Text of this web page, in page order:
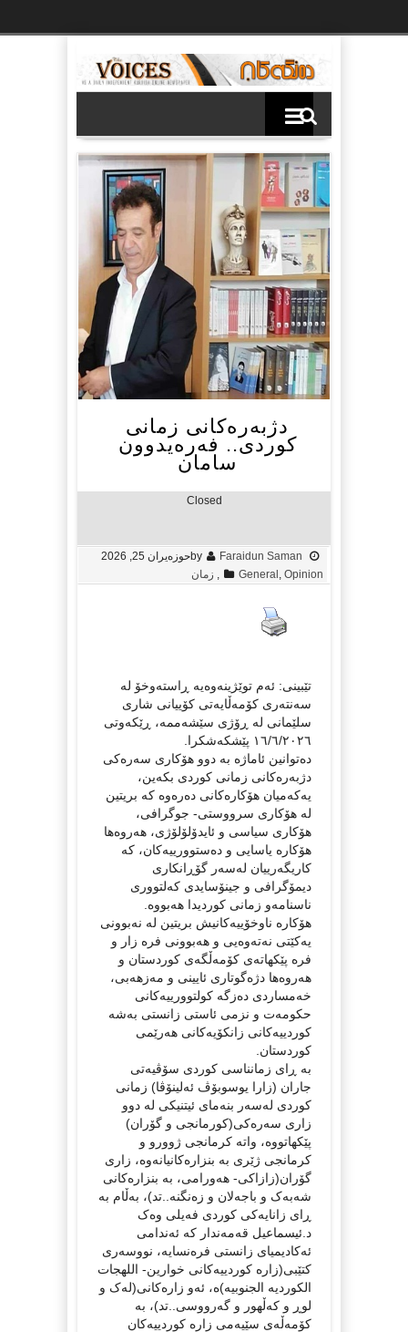
دژبەرەکانی زمانی
کوردی.. فەرەیدوون
سامان
Closed
by Faraidun Saman
حوزه‌یران 25, 2026
General Opinion زمان
تێبینی: ئەم توێژینەوەیە ڕاستەوخۆ لە
سەنتەری کۆمەڵایەتی کۆییانی شاری
سلێمانی لە ڕۆژی سێشەممە، ڕێکەوتی
١٦/٦/٢٠٢٦ پێشکەشکرا.
دەتوانین ئاماژە بە دوو هۆکاری سەرەکی
دژبەرەکانی زمانی کوردی بکەین،
یەکەمیان هۆکارەکانی دەرەوە کە بریتین
لە هۆکاری سرووستی- جوگرافی،
هۆکاری سیاسی و ئایدۆلۆلۆژی، هەروەها
هۆکارە یاسایی و دەستوورییەکان، کە
کاریگەرییان لەسەر گۆڕانکاری
دیمۆگرافی و جینۆسایدی کەلتووری
ناسنامەو زمانی کوردیدا هەبووە.
هۆکارە ناوخۆییەکانیش بریتین لە نەبوونی
یەکێتی نەتەوەیی و هەبوونی فرە زار و
فرە پێکهاتەی کۆمەڵگەی کوردستان و
هەروەها دژەگوتاری ئایینی و مەزهەبی،
خەمساردی دەزگە کولتوورییەکانی
حکومەت و نزمی ئاستی زانستی بەشە
کوردییەکانی زانکۆیەکانی هەرێمی
کوردستان.
بە ڕای زمانناسی کوردی سۆڤیەتی
جاران (زارا یوسوبۆڤ ئەلینۆڤا) زمانی
کوردی لەسەر بنەمای ئیتنیکی لە دوو
زاری سەرەکی(کورمانجی و گۆران)
پێکهاتووە، واتە کرمانجی ژوورو و
کرمانجی ژێری بە بنزارەکانیانەوە، زاری
گۆران(زازاکی- ھەورامی، بە بنزارەکانی
شەبەک و باجەلان و زەنگنە..تد)، بەڵام بە
ڕای زانایەکی کوردی فەیلی وەک
د.ئیسماعیل قەمەندار کە ئەندامی
ئەکادیمیای زانستی فرەنسایە، نووسەری
کتێبی(زارە کوردییەکانی خوارین- اللهجات
الکوردیە الجنوبیە)ە، ئەو زارەکانی(لەک و
لوڕ و کەڵھور و گەرووسی..تد)، بە
کۆمەڵەی سێیەمی زارە کوردییەکان